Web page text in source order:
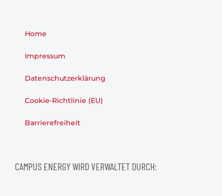
Home
Impressum
Datenschutzerklärung
Cookie-Richtlinie (EU)
Barrierefreiheit
CAMPUS ENERGY WIRD VERWALTET DURCH: